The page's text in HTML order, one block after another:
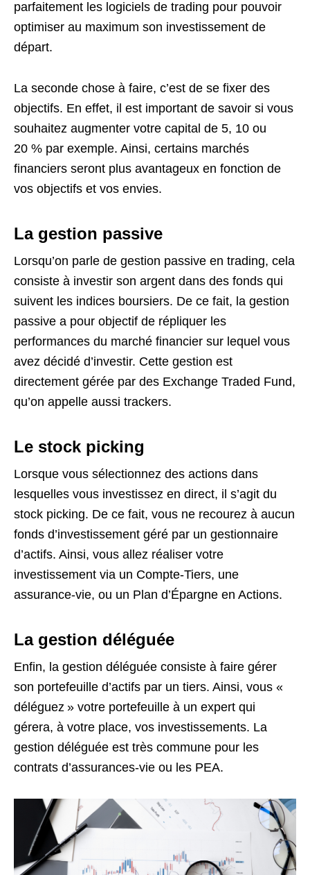
parfaitement les logiciels de trading pour pouvoir
optimiser au maximum son investissement de
départ.
La seconde chose à faire, c’est de se fixer des
objectifs. En effet, il est important de savoir si vous
souhaitez augmenter votre capital de 5, 10 ou
20 % par exemple. Ainsi, certains marchés
financiers seront plus avantageux en fonction de
vos objectifs et vos envies.
La gestion passive
Lorsqu’on parle de gestion passive en trading, cela
consiste à investir son argent dans des fonds qui
suivent les indices boursiers. De ce fait, la gestion
passive a pour objectif de répliquer les
performances du marché financier sur lequel vous
avez décidé d’investir. Cette gestion est
directement gérée par des Exchange Traded Fund,
qu’on appelle aussi trackers.
Le stock picking
Lorsque vous sélectionnez des actions dans
lesquelles vous investissez en direct, il s’agit du
stock picking. De ce fait, vous ne recourez à aucun
fonds d’investissement géré par un gestionnaire
d’actifs. Ainsi, vous allez réaliser votre
investissement via un Compte-Tiers, une
assurance-vie, ou un Plan d’Épargne en Actions.
La gestion déléguée
Enfin, la gestion déléguée consiste à faire gérer
son portefeuille d’actifs par un tiers. Ainsi, vous «
déléguez » votre portefeuille à un expert qui
gérera, à votre place, vos investissements. La
gestion déléguée est très commune pour les
contrats d’assurances-vie ou les PEA.